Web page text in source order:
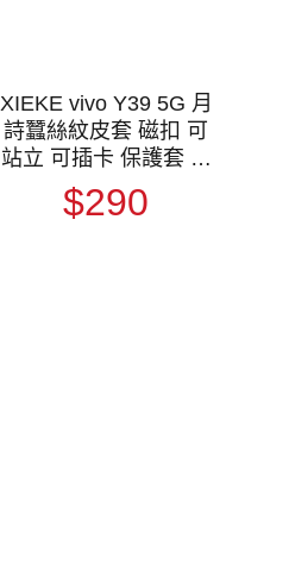
XIEKE vivo Y39 5G 月
詩蠶絲紋皮套 磁扣 可
站立 可插卡 保護套 手
機套 側翻皮套 翻蓋皮
套
$290